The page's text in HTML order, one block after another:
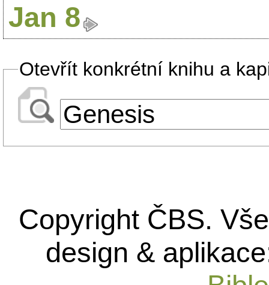
Jan 8
Otevřít konkrétní knihu a
Copyright ČBS.
design &